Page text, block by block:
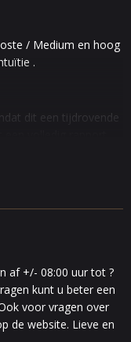
/ Medium en hoog
.
dit een tijdrovende
Lenormand. Ik pas
en ik ben Life Coach.
beurzen in
die vreselijk in de
echter los je dat niet
af +/- 08:00 uur tot ?
kunt u beter een
voor vragen over
de website. Lieve en